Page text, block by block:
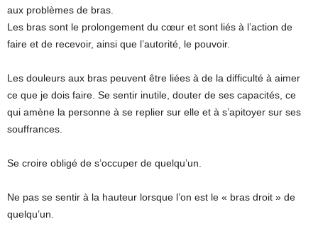
aux problèmes de bras.
Les bras sont le prolongement du cœur et sont liés à l’action de
faire et de recevoir, ainsi que l’autorité, le pouvoir.
Les douleurs aux bras peuvent être liées à de la difficulté à aimer
ce que je dois faire. Se sentir inutile, douter de ses capacités, ce
qui amène la personne à se replier sur elle et à s’apitoyer sur ses
souffrances.
Se croire obligé de s’occuper de quelqu’un.
Ne pas se sentir à la hauteur lorsque l’on est le « bras droit » de
quelqu’un.